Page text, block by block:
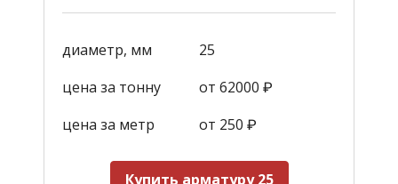
диаметр, мм
25
цена за тонну
от 62000 ₽
цена за метр
от 250 ₽
Купить арматуру 25